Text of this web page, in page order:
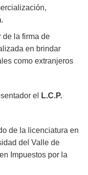
de la firma de
en brindar
como extranjeros
el
L.C.P.
de la licenciatura en
del Valle de
Impuestos por la